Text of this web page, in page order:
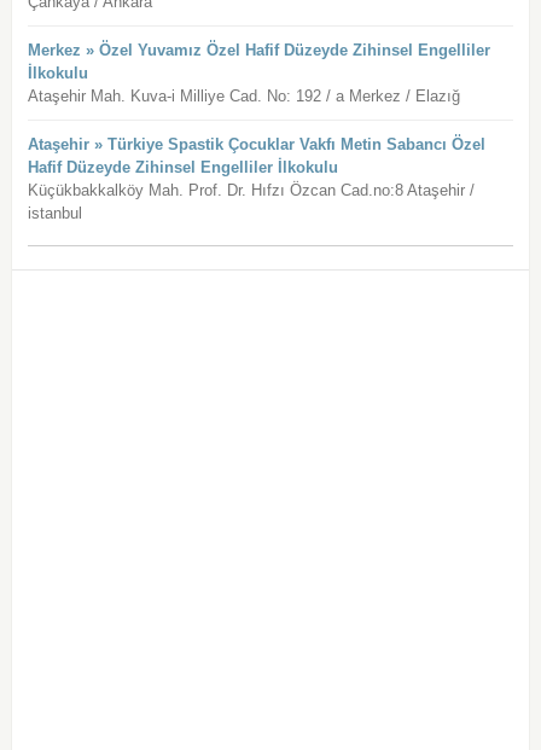
Merkez » Özel Yuvamız Özel Hafif Düzeyde Zihinsel Engelliler
İlkokulu
Ataşehir Mah. Kuva-i Milliye Cad. No: 192 / a Merkez / Elazığ
Ataşehir » Türkiye Spastik Çocuklar Vakfı Metin Sabancı Özel
Hafif Düzeyde Zihinsel Engelliler İlkokulu
Küçükbakkalköy Mah. Prof. Dr. Hıfzı Özcan Cad.no:8 Ataşehir /
istanbul